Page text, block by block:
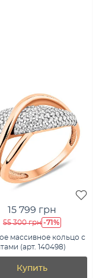
15 799 грн
55 300 грн -71%
массивное кольцо с
(арт. 140498)
Купить